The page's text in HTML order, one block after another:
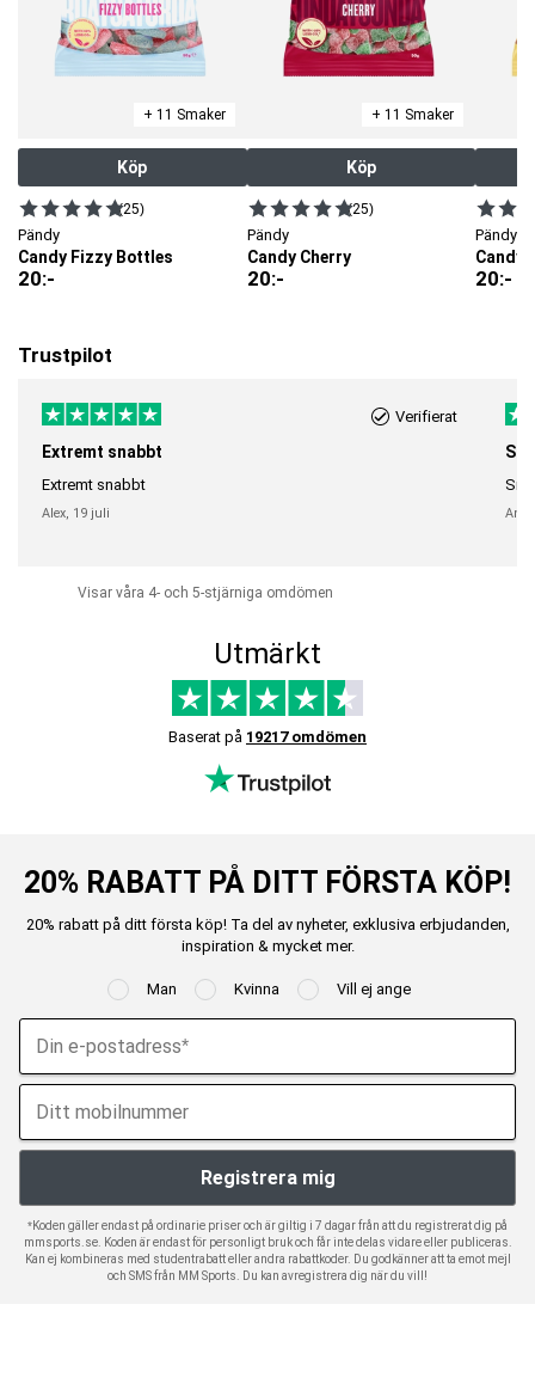
+ 11 Smaker
Köp
(25)
Pändy
Candy Fizzy Bottles
20:-
+ 11 Smaker
Köp
(25)
Pändy
Candy Cherry
20:-
Pändy
Candy
20:-
Trustpilot
Verifierat
Extremt snabbt
Extremt snabbt
Alex, 19 juli
Visar våra 4- och 5-stjärniga omdömen
Utmärkt
Baserat på 19217 omdömen
20% RABATT PÅ DITT FÖRSTA KÖP!
20% rabatt på ditt första köp! Ta del av nyheter, exklusiva erbjudanden,
inspiration & mycket mer.
Man Kvinna Vill ej ange
*Koden gäller endast på ordinarie priser och är giltig i 7 dagar från att du registrerat dig på
mmsports.se. Koden är endast för personligt bruk och får inte delas vidare eller publiceras.
Kan ej kombineras med studentrabatt eller andra rabattkoder. Du godkänner att ta emot mejl
och SMS från MM Sports. Du kan avregistrera dig när du vill!